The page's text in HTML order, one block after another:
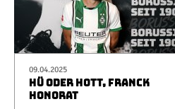
09.04.2025
HÜ ODER HOTT, FRANCK
HONORAT